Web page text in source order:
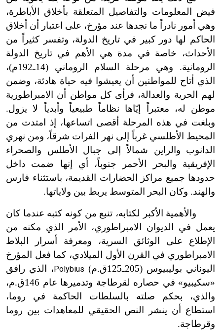
فيض المعلومات والتفاصيل المتعلقة بأخلاق الأباطرة،
وهي أمور نادراً ما نجدها عند مؤرخ، على اعتبار أن أخلاق
الحاكم لها دور كبير في تاريخ الدولة، وتفسر كثيراً من
الأحداث، خاصة في مدة هي الأهم في تاريخ الدولة
الرومانية. وهي مرحلة السلام الروماني (14ـ192م)،
الذي أتاح للمواطنين أن يعيشوا فيه حياة هادئة، وضمن
لهم الحرية والعدالة، فرأى كل مواطن أن الامبراطورية
موطن له، معتبراً إيّاها نظاماً طبيعياً وأبدياً لا يزول.
وبلغت في هذه المرحلة أقصى اتساعها، إذ امتدت من
المحيط الأطلسي غرباً إلى نهر الفرات شرقاً، ومن نهري
الدانوب والراين شمالاً إلى جبال الأطلس والصحراء
الإفريقية والبحر الأحمر جنوباً، أي إنها ضمت داخل
حدودها جميع مراكز الحضارات القديمة، باستثناء فارس
والهند. وكان البحر المتوسط يربط بين ولاياتها.
والأهمية الأكبر لكتابه، تنبع من كونه كتبه عندما كان
يعمل في الديوان الامبراطوري، الأمر الذي مكنه من
الإطلاع على الوثائق السرية، ومعرفة أسرار البلاط
الامبراطوري في القرن الأول الميلادي، كما فعل المؤرخ
اليوناني بوليبيوس (205ـ125ق.م)
Polybius ، الذي رافق
«سكيبيو» في حصاره لقرطاجة وتدميرها عام 146ق.م،
والذي، بحكم صلته بالسلطات الحاكمة في روما،
استطاع أن ينشر النص الحقيقي للمعاهدات بين روما
وقرطاجة.